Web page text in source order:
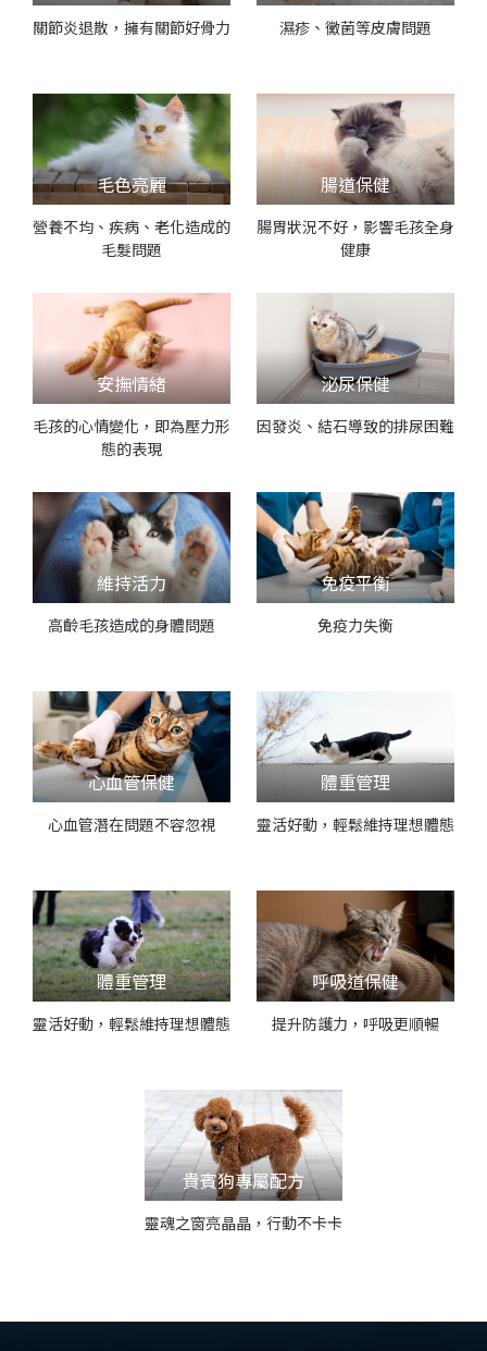
關節炎退散，擁有關節好骨力 濕疹、黴菌等皮膚問題
毛色亮麗
營養不均、疾病、老化造成的
毛髮問題
腸道保健
腸胃狀況不好，影響毛孩全身
健康
安撫情緒
毛孩的心情變化，即為壓力形
態的表現
泌尿保健
因發炎、結石導致的排尿困難
維持活力
高齡毛孩造成的身體問題
免疫平衡
免疫力失衡
心血管保健
心血管潛在問題不容忽視
體重管理
靈活好動，輕鬆維持理想體態
體重管理
靈活好動，輕鬆維持理想體態
呼吸道保健
提升防護力，呼吸更順暢
貴賓狗專屬配方
靈魂之窗亮晶晶，行動不卡卡